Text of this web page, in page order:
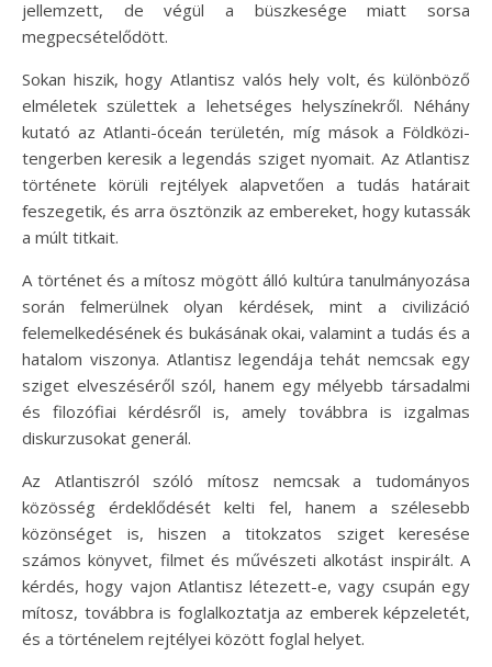
jellemzett, de végül a büszkesége miatt sorsa
megpecsételődött.
Sokan hiszik, hogy Atlantisz valós hely volt, és különböző
elméletek születtek a lehetséges helyszínekről. Néhány
kutató az Atlanti-óceán területén, míg mások a Földközi-
tengerben keresik a legendás sziget nyomait. Az Atlantisz
története körüli rejtélyek alapvetően a tudás határait
feszegetik, és arra ösztönzik az embereket, hogy kutassák
a múlt titkait.
A történet és a mítosz mögött álló kultúra tanulmányozása
során felmerülnek olyan kérdések, mint a civilizáció
felemelkedésének és bukásának okai, valamint a tudás és a
hatalom viszonya. Atlantisz legendája tehát nemcsak egy
sziget elveszéséről szól, hanem egy mélyebb társadalmi
és filozófiai kérdésről is, amely továbbra is izgalmas
diskurzusokat generál.
Az Atlantiszról szóló mítosz nemcsak a tudományos
közösség érdeklődését kelti fel, hanem a szélesebb
közönséget is, hiszen a titokzatos sziget keresése
számos könyvet, filmet és művészeti alkotást inspirált. A
kérdés, hogy vajon Atlantisz létezett-e, vagy csupán egy
mítosz, továbbra is foglalkoztatja az emberek képzeletét,
és a történelem rejtélyei között foglal helyet.